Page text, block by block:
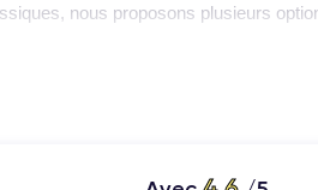
nous proposons plusieurs